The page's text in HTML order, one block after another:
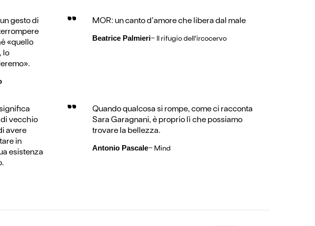
gesto di
«quello
lo
MOR: un canto d’amore che libera dal male
Beatrice Palmieri- Il rifugio dell'ircocervo
vecchio
avere
in
esistenza
Quando qualcosa si rompe, come ci racconta
Sara Garagnani, è proprio lì che possiamo
trovare la bellezza.
Antonio Pascale- Mind